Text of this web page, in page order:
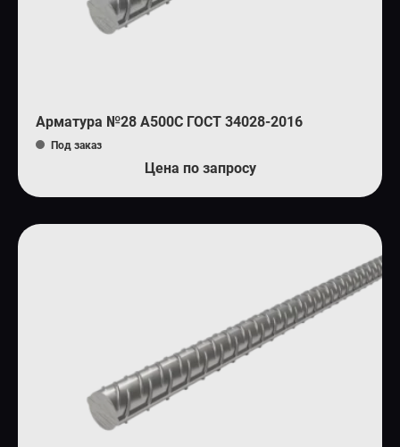
Арматура №28 А500С ГОСТ 34028-2016
Под заказ
Цена по запросу